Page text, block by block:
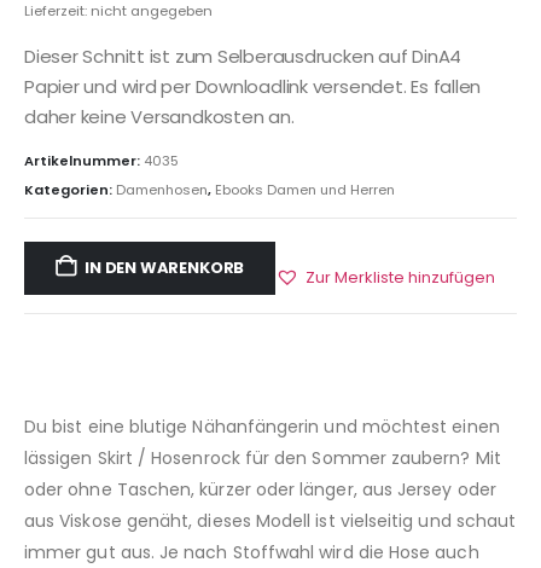
Lieferzeit: nicht angegeben
Dieser Schnitt ist zum Selberausdrucken auf DinA4
Papier und wird per Downloadlink versendet. Es fallen
daher keine Versandkosten an.
Artikelnummer: 4035
Kategorien: Damenhosen, Ebooks Damen und Herren
IN DEN WARENKORB Zur Merkliste hinzufügen
Du bist eine blutige Nähanfängerin und möchtest einen
lässigen Skirt / Hosenrock für den Sommer zaubern? Mit
oder ohne Taschen, kürzer oder länger, aus Jersey oder
aus Viskose genäht, dieses Modell ist vielseitig und schaut
immer gut aus. Je nach Stoffwahl wird die Hose auch